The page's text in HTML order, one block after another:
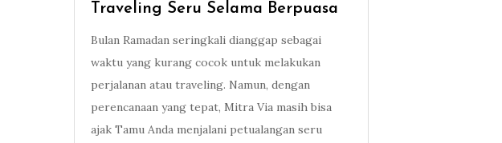
Traveling Seru Selama Berpuasa
Bulan Ramadan seringkali dianggap sebagai
waktu yang kurang cocok untuk melakukan
perjalanan atau traveling. Namun, dengan
perencanaan yang tepat, Mitra Via masih bisa
ajak Tamu Anda menjalani petualangan seru